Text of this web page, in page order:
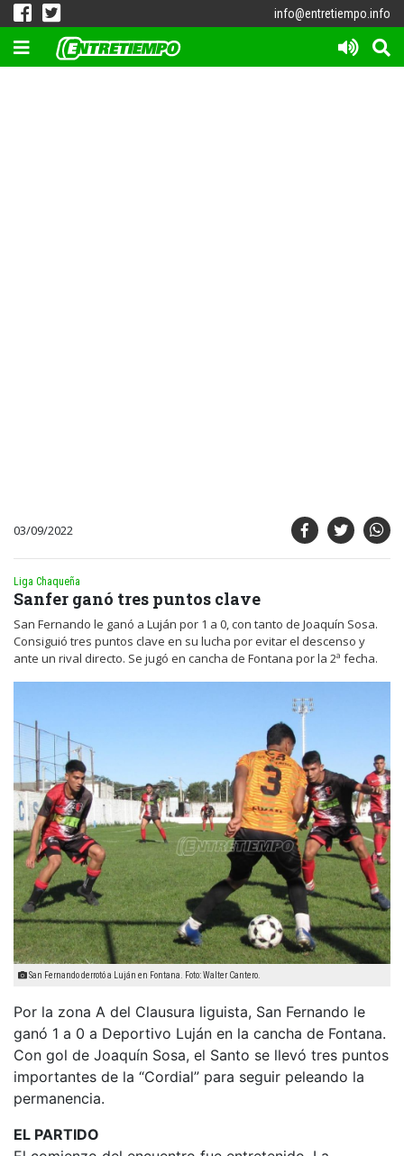
info@entretiempo.info
03/09/2022
Liga Chaqueña
Sanfer ganó tres puntos clave
San Fernando le ganó a Luján por 1 a 0, con tanto de Joaquín Sosa.
Consiguió tres puntos clave en su lucha por evitar el descenso y
ante un rival directo. Se jugó en cancha de Fontana por la 2ª fecha.
San Fernando derrotó a Luján en Fontana. Foto: Walter Cantero.
Por la zona A del Clausura liguista, San Fernando le
ganó 1 a 0 a Deportivo Luján en la cancha de Fontana.
Con gol de Joaquín Sosa, el Santo se llevó tres puntos
importantes de la “Cordial” para seguir peleando la
permanencia.
EL PARTIDO